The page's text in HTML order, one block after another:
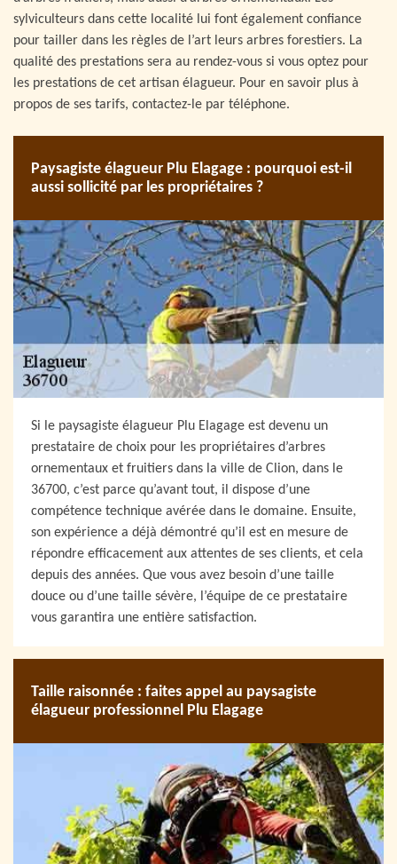
sylviculteurs dans cette localité lui font également confiance
pour tailler dans les règles de l’art leurs arbres forestiers. La
qualité des prestations sera au rendez-vous si vous optez pour
les prestations de cet artisan élagueur. Pour en savoir plus à
propos de ses tarifs, contactez-le par téléphone.
Paysagiste élagueur Plu Elagage : pourquoi est-il
aussi sollicité par les propriétaires ?
Si le paysagiste élagueur Plu Elagage est devenu un
prestataire de choix pour les propriétaires d’arbres
ornementaux et fruitiers dans la ville de Clion, dans le
36700, c’est parce qu’avant tout, il dispose d’une
compétence technique avérée dans le domaine. Ensuite,
son expérience a déjà démontré qu’il est en mesure de
répondre efficacement aux attentes de ses clients, et cela
depuis des années. Que vous avez besoin d’une taille
douce ou d’une taille sévère, l’équipe de ce prestataire
vous garantira une entière satisfaction.
Taille raisonnée : faites appel au paysagiste
élagueur professionnel Plu Elagage